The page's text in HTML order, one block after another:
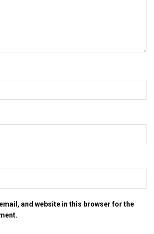
and website in this browser for the